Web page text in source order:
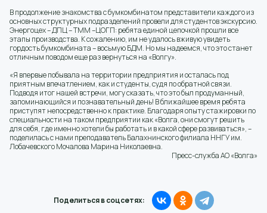
В продолжение знакомства с бумкомбинатом представители каждого из
основных структурных подразделений провели для студентов экскурсию.
Энергоцех – ДПЦ – ТММ –ЦОГП: ребята единой цепочкой прошли все
этапы производства. К сожалению, им не удалось вживую увидеть
гордость бумкомбината – восьмую БДМ. Но мы надеемся, что это станет
отличным поводом еще раз вернуться на «Волгу».
«Я впервые побывала на территории предприятия и осталась под
приятным впечатлением, как и студенты, судя по обратной связи.
Подводя итог нашей встречи, могу сказать, что это был продуманный,
запоминающийся и познавательный день! В ближайшее время ребята
приступят непосредственно к практике. Благодаря опыту стажировки по
специальности на таком предприятии как «Волга, они смогут решить
для себя, где именно хотели бы работать и в какой сфере развиваться», –
поделилась с нами преподаватель Балахнинского филиала ННГУ им.
Лобачевского Мочалова Марина Николаевна.
Пресс-служба АО «Волга»
Поделиться в соцсетях: